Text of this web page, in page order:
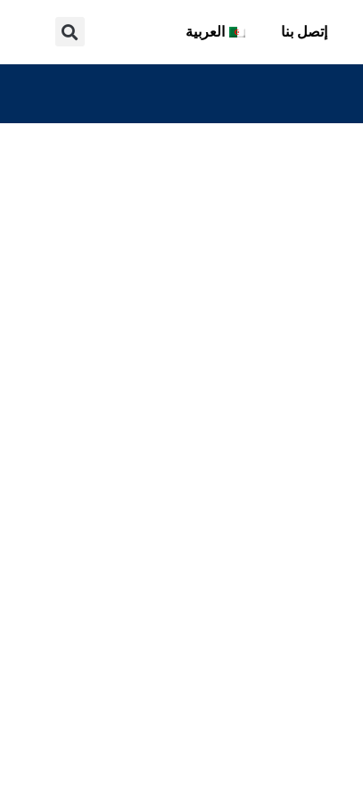
إتصل بنا العربية